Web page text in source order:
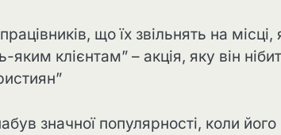
що їх звільнять на
яким клієнтам” – акція, яку він
значної популярності, коли його